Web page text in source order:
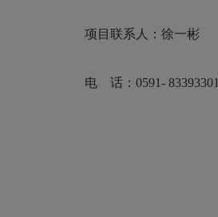
项目联系人：徐一彬
电 话： 0591- 83393301